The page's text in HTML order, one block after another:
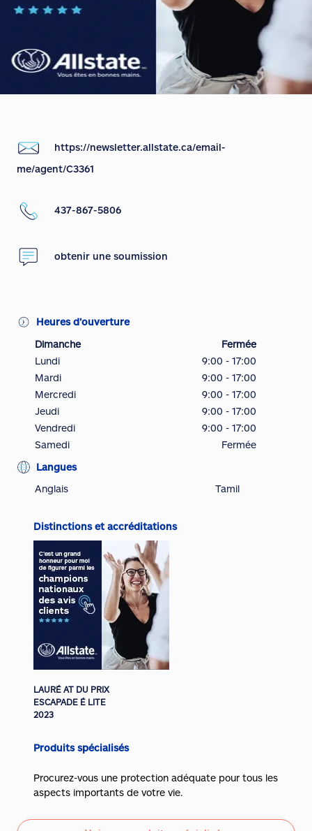
https://newsletter.allstate.ca/email-
me/agent/C3361
437-867-5806
obtenir une soumission
Heures d’ouverture
Dimanche
Fermée
Lundi
9:00 - 17:00
Mardi
9:00 - 17:00
Mercredi
9:00 - 17:00
Jeudi
9:00 - 17:00
Vendredi
9:00 - 17:00
Samedi
Fermée
Langues
Anglais
Tamil
Distinctions et accréditations
LAURÉ AT DU PRIX
ESCAPADE É LITE
2023
Produits spécialisés
Procurez-vous une protection adéquate pour tous les
aspects importants de votre vie.